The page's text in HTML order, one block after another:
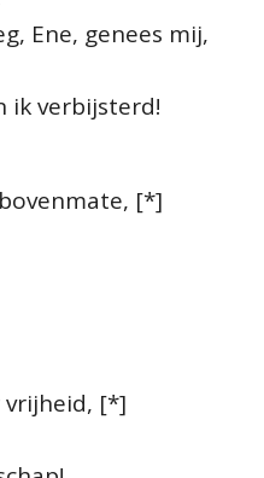
Ene, genees mij,
verbijsterd!
[*]
vrijheid, [*]